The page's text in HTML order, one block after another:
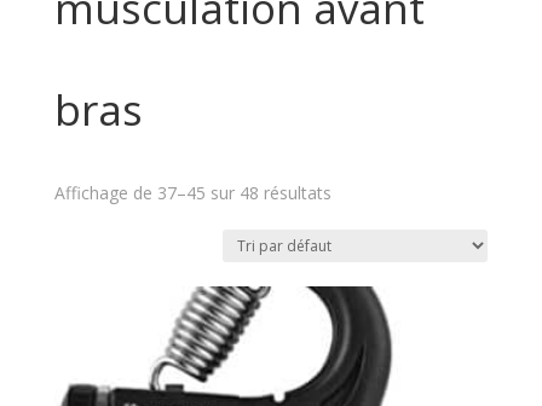
bras
Affichage de 37–45 sur 48 résultats